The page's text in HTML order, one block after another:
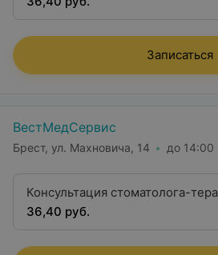
Записаться
ВестМедСервис
Брест, ул. Махновича, 14 до 14:00
Консультация стоматолога-
36,40 руб.